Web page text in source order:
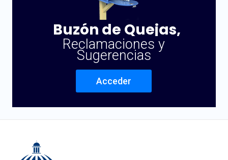
Buzón de Quejas,
Reclamaciones y
Sugerencias
Acceder